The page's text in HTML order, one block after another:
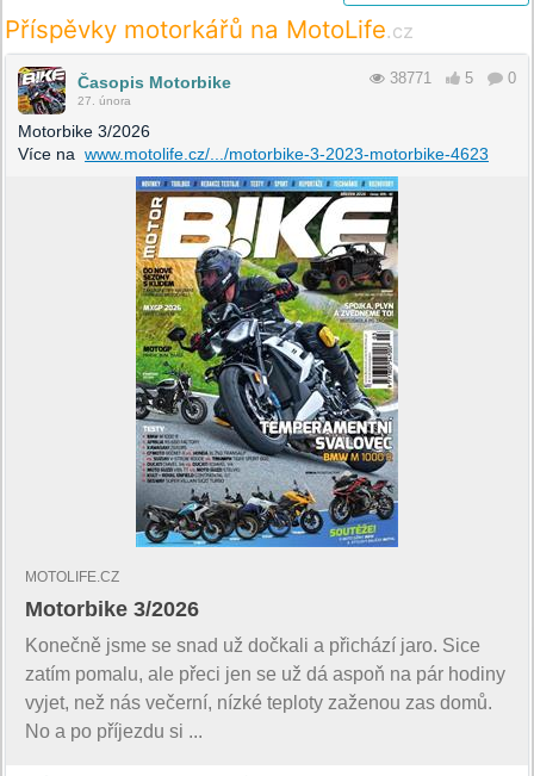
Příspěvky motorkářů na MotoLife.cz
Časopis Motorbike
27. února
38771 5 0
Motorbike 3/2026
Více na www.motolife.cz/.../motorbike-3-2023-motorbike-4623
MOTOLIFE.CZ
Motorbike 3/2026
Konečně jsme se snad už dočkali a přichází jaro. Sice
zatím pomalu, ale přeci jen se už dá aspoň na pár hodiny
vyjet, než nás večerní, nízké teploty zaženou zas domů.
No a po příjezdu si ...